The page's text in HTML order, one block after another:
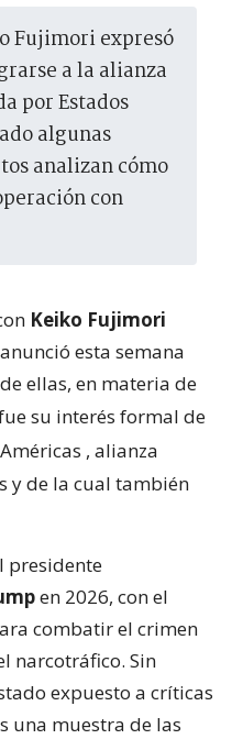
a la alianza
por Estados
algunas
analizan cómo
con
Keiko Fujimori
esta semana
ellas, en materia de
su interés formal de
, alianza
y de la cual también
presidente
en 2026, con el
combatir el crimen
narcotráfico. Sin
expuesto a críticas
una muestra de las